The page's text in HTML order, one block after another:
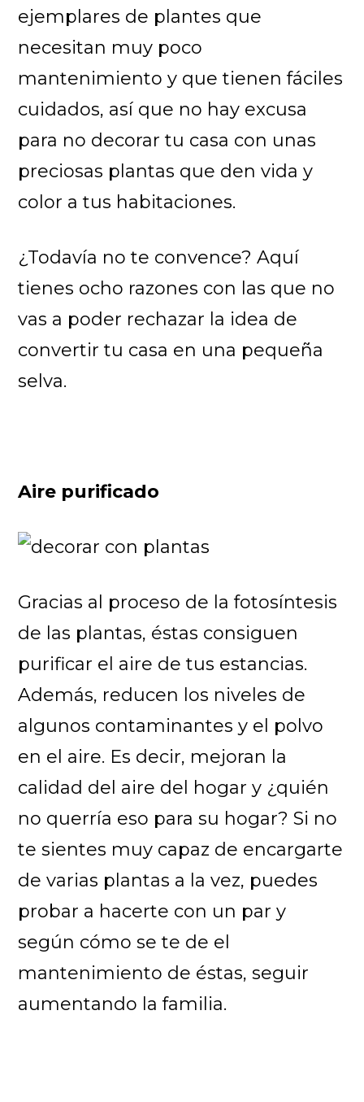
ejemplares de plantes que
necesitan muy poco
mantenimiento y que tienen fáciles
cuidados, así que no hay excusa
para no decorar tu casa con unas
preciosas plantas que den vida y
color a tus habitaciones.
¿Todavía no te convence? Aquí
tienes ocho razones con las que no
vas a poder rechazar la idea de
convertir tu casa en una pequeña
selva.
Aire purificado
Gracias al proceso de la fotosíntesis
de las plantas, éstas consiguen
purificar el aire de tus estancias.
Además, reducen los niveles de
algunos contaminantes y el polvo
en el aire. Es decir, mejoran la
calidad del aire del hogar y ¿quién
no querría eso para su hogar? Si no
te sientes muy capaz de encargarte
de varias plantas a la vez, puedes
probar a hacerte con un par y
según cómo se te de el
mantenimiento de éstas, seguir
aumentando la familia.